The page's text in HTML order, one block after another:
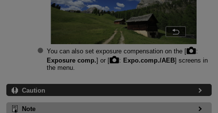
You can also set exposure compensation on the [
:
Exposure comp.] or [ : Expo.comp./AEB] screens in
the menu.
Caution
Note